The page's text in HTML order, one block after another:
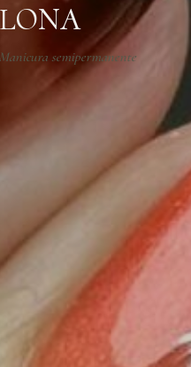
Manicura semipermanente